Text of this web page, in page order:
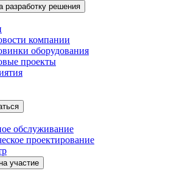
разработку решения
компании
оборудования
проекты
обслуживание
проектирование
участие